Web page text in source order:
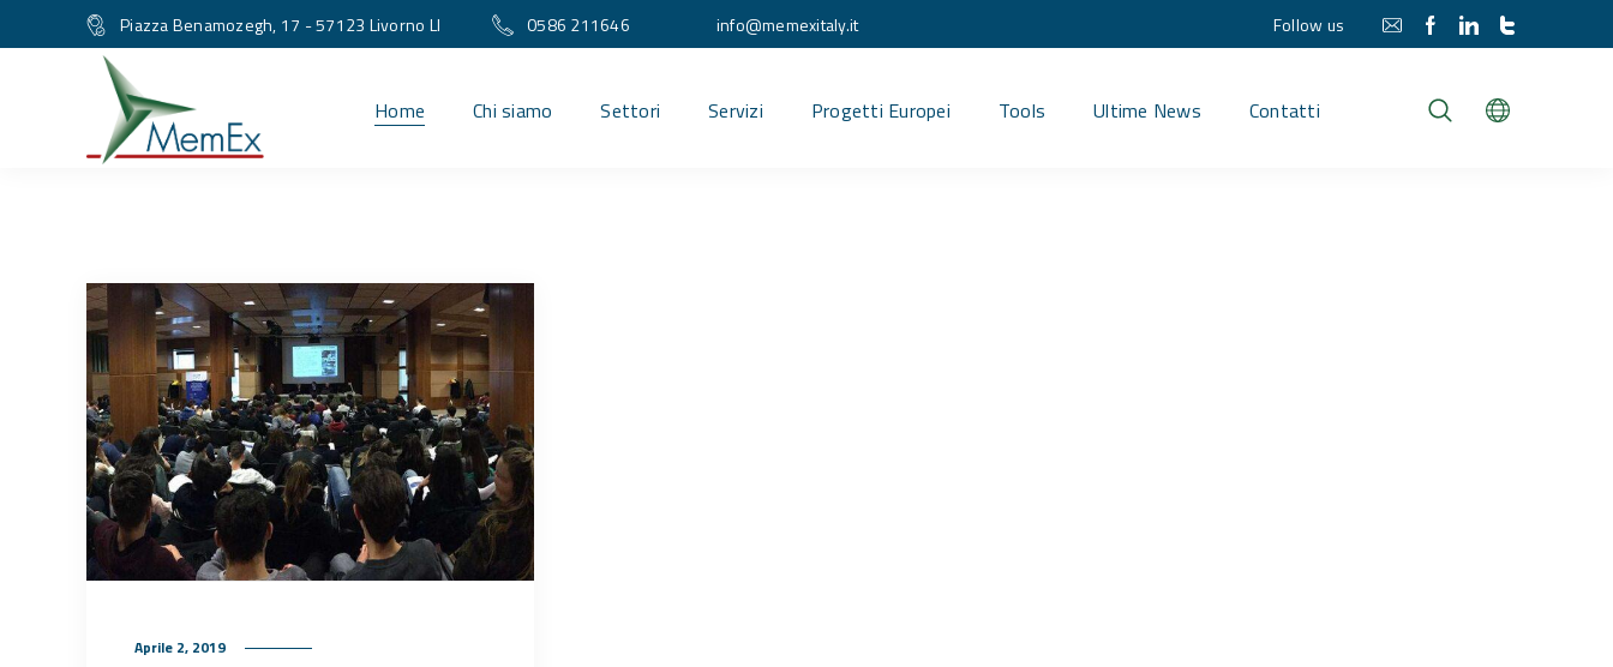
Piazza Benamozegh, 17 - 57123 Livorno LI 0586 211646 info@memexitaly.it Follow us
Home Chi siamo Settori Servizi Progetti Europei Tools Ultime News Contatti
Aprile 2, 2019